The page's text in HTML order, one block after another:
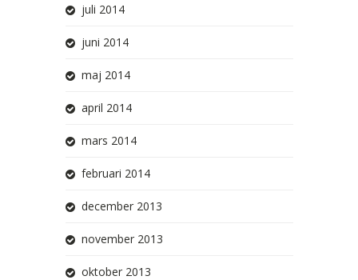
juli 2014
juni 2014
maj 2014
april 2014
mars 2014
februari 2014
december 2013
november 2013
oktober 2013